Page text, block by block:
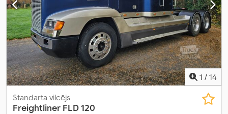
1 / 14
Standarta vilcējs
Freightliner FLD 120